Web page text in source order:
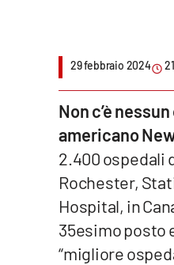
Streaming
29 febbraio 2024
Non c’è
americano
2.400 ospedali
Rochester,
Hospital, in
35esimo posto
“migliore